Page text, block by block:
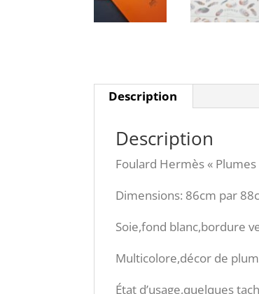
Description
Description
Foulard Hermès «
Dimensions: 86cm par
Soie,fond blanc,bordure
Multicolore,décor de
État d’usage,quelques